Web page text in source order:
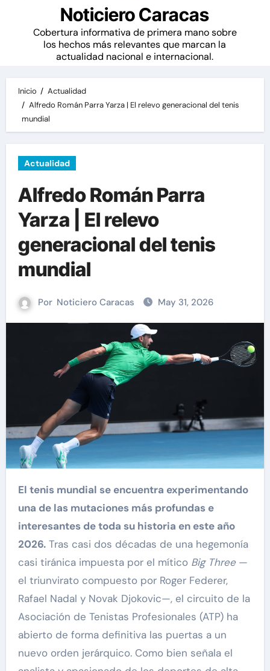
Noticiero Caracas
Cobertura informativa de primera mano sobre
los hechos más relevantes que marcan la
actualidad nacional e internacional.
Inicio
Actualidad
Alfredo Román Parra Yarza | El relevo generacional del tenis
mundial
Actualidad
Alfredo Román Parra
Yarza | El relevo
generacional del tenis
mundial
Por Noticiero Caracas May 31, 2026
El tenis mundial se encuentra experimentando
una de las mutaciones más profundas e
interesantes de toda su historia en este año
2026.Tras casi dos décadas de una hegemonía
casi tiránica impuesta por el mítico Big Three—
el triunvirato compuesto por Roger Federer,
Rafael Nadal y Novak Djokovic—, el circuito de la
Asociación de Tenistas Profesionales (ATP) ha
abierto de forma definitiva las puertas a un
nuevo orden jerárquico. Como bien señala el